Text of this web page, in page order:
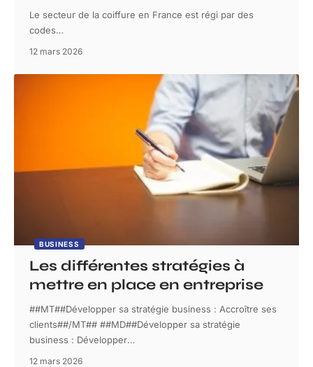
Le secteur de la coiffure en France est régi par des
codes…
12 mars 2026
BUSINESS
Les différentes stratégies à
mettre en place en entreprise
##MT##Développer sa stratégie business : Accroître ses
clients##/MT## ##MD##Développer sa stratégie
business : Développer…
12 mars 2026